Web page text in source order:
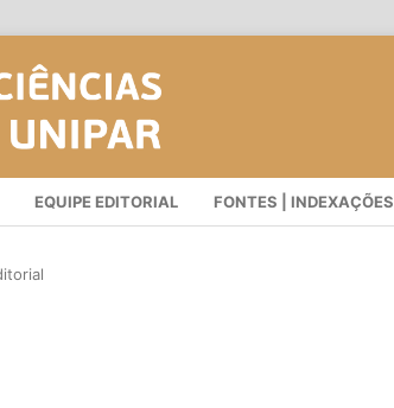
EQUIPE EDITORIAL FONTES | INDEXAÇÕES